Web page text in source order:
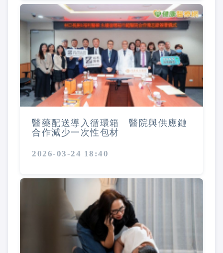
醫藥配送導入循環箱 醫院與供應鏈
合作減少一次性包材
2026-03-24 18:40